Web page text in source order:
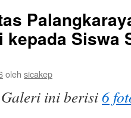
Siswa
oleh sicakep
Galeri ini berisi6